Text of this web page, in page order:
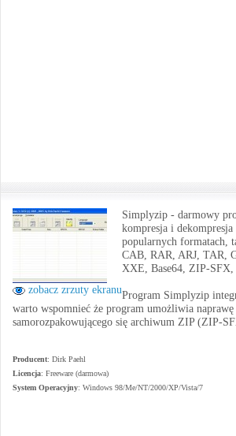
zobacz zrzuty ekranu
Simplyzip - darmowy
kompresja i
popularnych formatach,
CAB, RAR, ARJ, TAR,
XXE, Base64, ZIP-
Program Simplyzip
warto wspomnieć że program umożliwia
samorozpakowującego się archiwum ZIP (ZIP-
Producent: Dirk Paehl
Licencja: Freeware (darmowa)
System Operacyjny: Windows 98/Me/NT/2000/XP/Vista/7